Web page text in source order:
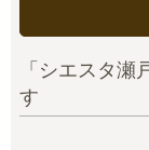
「シエスタ
す